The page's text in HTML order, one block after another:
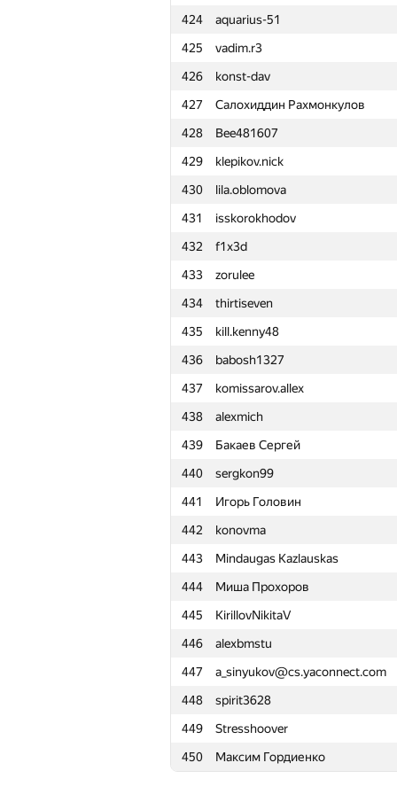
424
aquarius-51
425
vadim.r3
426
konst-dav
427
Салохиддин Рахмонкулов
428
Bee481607
429
klepikov.nick
430
lila.oblomova
431
isskorokhodov
432
f1x3d
433
zorulee
434
thirtiseven
435
kill.kenny48
436
babosh1327
437
komissarov.allex
438
alexmich
439
Бакаев Сергей
440
sergkon99
441
Игорь Головин
442
konovma
443
Mindaugas Kazlauskas
444
Миша Прохоров
445
KirillovNikitaV
446
alexbmstu
447
a_sinyukov@cs.yaconnect.com
448
spirit3628
449
Stresshoover
450
Максим Гордиенко
401 swapnil07
402
Temirlan Turysbek
403
prodhouse
404
Tapish Pratap singh
405
rtakalov
406
alexx-mirny
407
Дима Донцов
408
goncharenko.mir
409
Gurinovich.Anastasiaa
410
ruslan.regent
411
ivsh
412
archimedrt2
413
guzev29
414
semgold1999
415
krypt0x
416
Sridhara M
417
vidunov503
418
WideFawn1609
419
dontsleep
420
danil.sheshenya
421
plab0n
422
Артём Слёзкин
423
vangogih
424
aquarius-51
425
vadim.r3
426
konst-dav
427
Салохиддин Рахмонкулов